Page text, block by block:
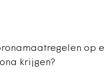
op
krijgen?